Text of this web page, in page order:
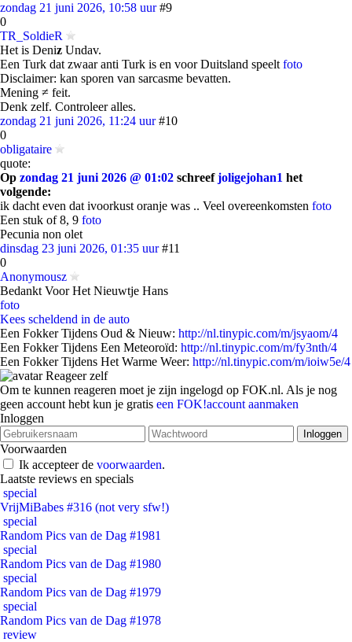
zondag 21 juni 2026, 10:58 uur #9
0
TR_SoldieR
Het is Deniz Undav.
Een Turk dat zwaar anti Turk is en voor Duitsland speelt foto
Disclaimer: kan sporen van sarcasme bevatten.
Mening ≠ feit.
Denk zelf. Controleer alles.
zondag 21 juni 2026, 11:24 uur #10
0
obligataire
quote:
Op zondag 21 juni 2026 @ 01:02 schreefjoligejohan1 het
volgende:
ik dacht even dat ivoorkust oranje was .. Veel overeenkomsten foto
Een stuk of 8, 9 foto
Pecunia non olet
dinsdag 23 juni 2026, 01:35 uur #11
0
Anonymousz
Bedankt Voor Het Nieuwtje Hans
foto
Kees scheldend in de auto
Een Fokker Tijdens Oud & Nieuw: http://nl.tinypic.com/m/jsyaom/4
Een Fokker Tijdens Een Meteoroïd: http://nl.tinypic.com/m/fy3nth/4
Een Fokker Tijdens Het Warme Weer: http://nl.tinypic.com/m/ioiw5e/4
Reageer zelf
Om te kunnen reageren moet je zijn ingelogd op FOK.nl. Als je nog
geen account hebt kun je gratis een FOK!account aanmaken
Inloggen
Voorwaarden
Ik accepteer de voorwaarden.
Laatste reviews en specials
special
VrijMiBabes #316 (not very sfw!)
special
Random Pics van de Dag #1981
special
Random Pics van de Dag #1980
special
Random Pics van de Dag #1979
special
Random Pics van de Dag #1978
review